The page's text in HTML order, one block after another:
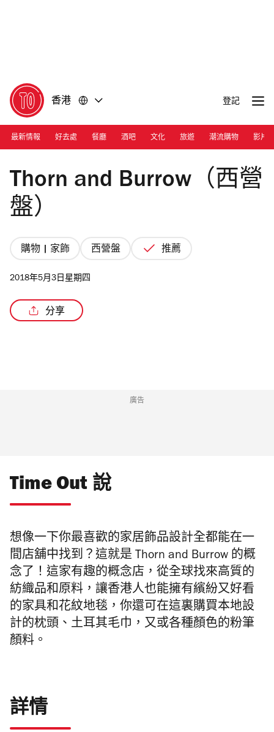
香港 登記
最新情報 好去處 餐廳 酒吧 文化 旅遊 潮流購物 影片
Photograph: Joshua Lin
Thorn and Burrow（西營
盤）
購物 | 家飾 西營盤 推薦
2018年5月3日星期四
分享
廣告
Time Out 說
想像一下你最喜歡的家居飾品設計全都能在一
間店舖中找到？這就是 Thorn and Burrow 的概
念了！這家有趣的概念店，從全球找來高質的
紡織品和原料，讓香港人也能擁有繽紛又好看
的家具和花紋地毯，你還可在這裏購買本地設
計的枕頭、土耳其毛巾，又或各種顏色的粉筆
顏料。
詳情